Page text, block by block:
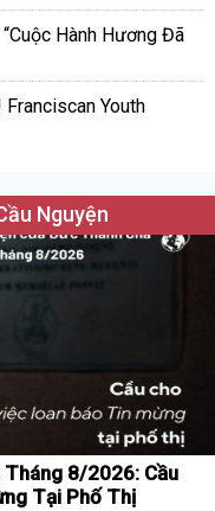
Hành Hương Đã
Franciscan Youth
Nguyện
Tháng 8/2026: Cầu
Tại Phố Thị